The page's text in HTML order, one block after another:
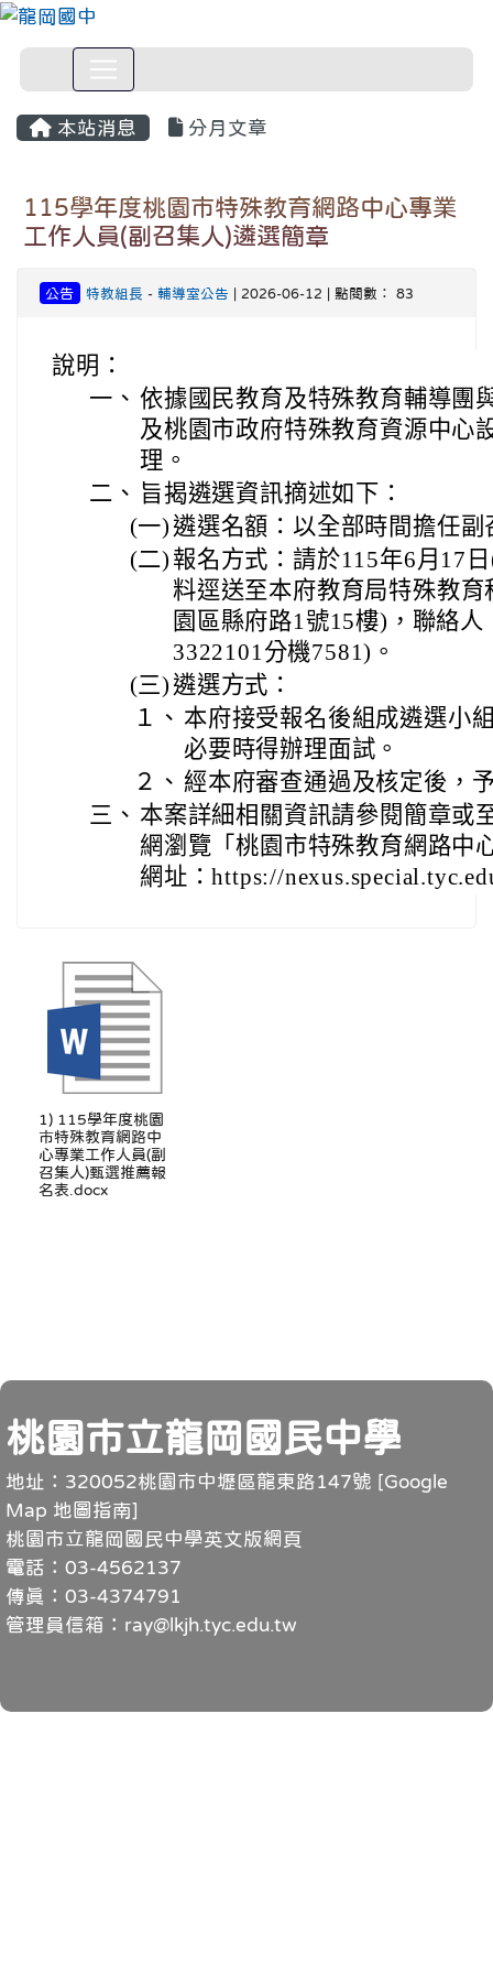
本站消息 分月文章
115學年度桃園市特殊教育網路中心專業
工作人員(副召集人)遴選簡章
公告 特教組長 - 輔導室公告 | 2026-06-12 | 點閱數： 83
說明：
一、 依據國民教育及特殊教育輔導團
及桃園市政府特殊教育資源中心
理。
二、 旨揭遴選資訊摘述如下：
(一) 遴選名額：以全部時間擔任副
(二) 報名方式：請於115年6月17
料逕送至本府教育局特殊教
園區縣府路1號15樓)，聯絡
3322101分機7581)。
(三) 遴選方式：
１、 本府接受報名後組成遴選小
必要時得辦理面試。
２、 經本府審查通過及核定後，
三、 本案詳細相關資訊請參閱簡章或
網瀏覽「桃園市特殊教育網路中
網址：https://
1) 115學年度桃園
市特殊教育網路中
心專業工作人員(副
召集人)甄選推薦報
名表.docx
頁尾
桃園市立龍岡國民中學
地址：320052桃園市中壢區龍東路147號 [Google
Map 地圖指南]
桃園市立龍岡國民中學英文版網頁
電話：03-4562137
傳真：03-4374791
管理員信箱：ray@lkjh.tyc.edu.tw